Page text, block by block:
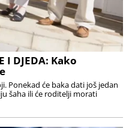
I DJEDA: Kako
Ponekad će baka dati još jedan
šaha ili će roditelji morati